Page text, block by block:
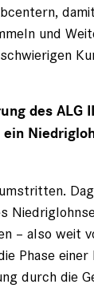
und
des ALG
– also weit
Phase
durch die